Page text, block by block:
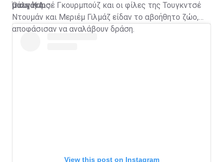
μια γάτα.
πόλη Καρς.
Όταν η Αισέ Γκουρμπούζ και οι φίλες της Τουγκντσέ
Ντουμάν και Μεριέμ Γιλμάζ είδαν το αβοήθητο ζώο,
αποφάσισαν να αναλάβουν δράση.
View this post on Instagram